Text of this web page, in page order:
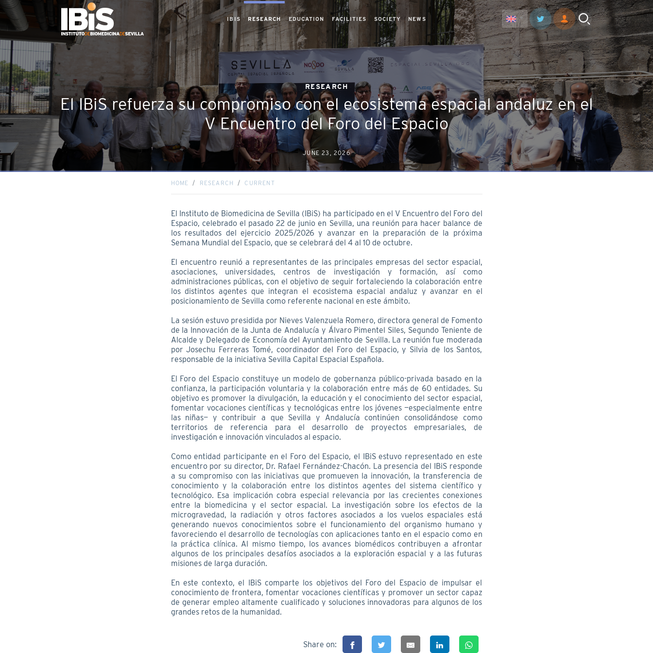
IBIS RESEARCH EDUCATION FACILITIES SOCIETY NEWS
RESEARCH
El IBiS refuerza su compromiso con el ecosistema espacial andaluz en el
V Encuentro del Foro del Espacio
JUNE 23, 2026
HOME RESEARCH CURRENT
El Instituto de Biomedicina de Sevilla (IBiS) ha participado en el V Encuentro del Foro del
Espacio, celebrado el pasado 22 de junio en Sevilla, una reunión para hacer balance de
los resultados del ejercicio 2025/2026 y avanzar en la preparación de la próxima
Semana Mundial del Espacio, que se celebrará del 4 al 10 de octubre.
El encuentro reunió a representantes de las principales empresas del sector espacial,
asociaciones, universidades, centros de investigación y formación, así como
administraciones públicas, con el objetivo de seguir fortaleciendo la colaboración entre
los distintos agentes que integran el ecosistema espacial andaluz y avanzar en el
posicionamiento de Sevilla como referente nacional en este ámbito.
La sesión estuvo presidida por Nieves Valenzuela Romero, directora general de Fomento
de la Innovación de la Junta de Andalucía y Álvaro Pimentel Siles, Segundo Teniente de
Alcalde y Delegado de Economía del Ayuntamiento de Sevilla. La reunión fue moderada
por Josechu Ferreras Tomé, coordinador del Foro del Espacio, y Silvia de los Santos,
responsable de la iniciativa Sevilla Capital Espacial Española.
El Foro del Espacio constituye un modelo de gobernanza público-privada basado en la
confianza, la participación voluntaria y la colaboración entre más de 60 entidades. Su
objetivo es promover la divulgación, la educación y el conocimiento del sector espacial,
fomentar vocaciones científicas y tecnológicas entre los jóvenes —especialmente entre
las niñas— y contribuir a que Sevilla y Andalucía continúen consolidándose como
territorios de referencia para el desarrollo de proyectos empresariales, de
investigación e innovación vinculados al espacio.
Como entidad participante en el Foro del Espacio, el IBiS estuvo representado en este
encuentro por su director, Dr. Rafael Fernández-Chacón. La presencia del IBiS responde
a su compromiso con las iniciativas que promueven la innovación, la transferencia de
conocimiento y la colaboración entre los distintos agentes del sistema científico y
tecnológico. Esa implicación cobra especial relevancia por las crecientes conexiones
entre la biomedicina y el sector espacial. La investigación sobre los efectos de la
microgravedad, la radiación y otros factores asociados a los vuelos espaciales está
generando nuevos conocimientos sobre el funcionamiento del organismo humano y
favoreciendo el desarrollo de tecnologías con aplicaciones tanto en el espacio como en
la práctica clínica. Al mismo tiempo, los avances biomédicos contribuyen a afrontar
algunos de los principales desafíos asociados a la exploración espacial y a las futuras
misiones de larga duración.
En este contexto, el IBiS comparte los objetivos del Foro del Espacio de impulsar el
conocimiento de frontera, fomentar vocaciones científicas y promover un sector capaz
de generar empleo altamente cualificado y soluciones innovadoras para algunos de los
grandes retos de la humanidad.
Share on: